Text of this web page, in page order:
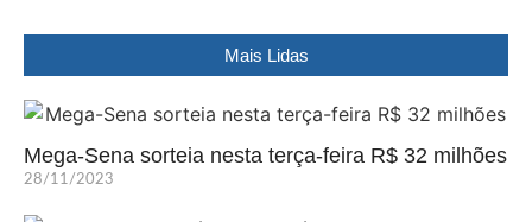
Mais Lidas
Mega-Sena sorteia nesta terça-feira R$ 32 milhões
28/11/2023